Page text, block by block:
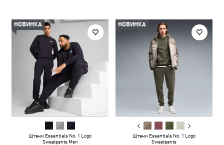
НОВИНКА
Штани Essentials No. 1 Logo
Sweatpants Men
НОВИНКА
Штани Essentials No. 1 Logo
Sweatpants